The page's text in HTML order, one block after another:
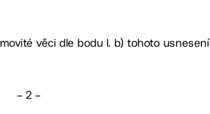
věci dle bodu I. b) tohoto usnesení
– 2 –